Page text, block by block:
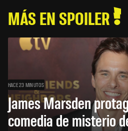
MÁS EN SPOILER
HACE 23 MINUTOS
James Marsden
comedia de misterio